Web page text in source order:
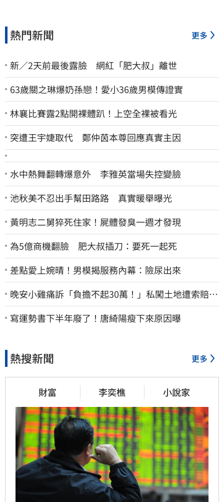
熱門新聞 更多
新／2天前最後露臉 網紅「肥大叔」離世
63歲關之琳爆奶孫戀！愛小36歲男模傳證實
林襄比賽露2點開裸體趴！上空全裸被看光
突遭王宇婕取代 鄭仲茵本尊回應真實主因
水中熱舞翻轉爆意外 李雅英當場失控變臉
池秋美不忍出手幫田路路 真實暖舉曝光
黃明志二舅猝死住家！屍體發臭一週才發現
為5億商機翻臉 肥大叔插刀：要死一起死
差點愛上婉晴！男模揭服務內幕：險尿出來
晚安小雞痛訴「負擔不起30萬！」私闖土地遭索賠
崩潰：不接受漫天要價
寫運勢書下半年廢了！唐綺陽瘦下來原因曝
熱搜新聞 更多
財富 李奕樵 小說家